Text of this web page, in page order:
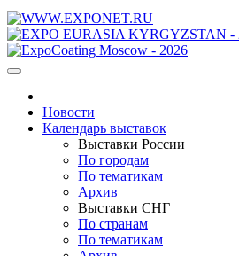
Новости
Календарь выставок
Выставки России
По городам
По тематикам
Архив
Выставки СНГ
По странам
По тематикам